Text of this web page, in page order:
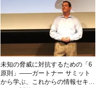
未知の脅威に対抗するための「6
原則」――ガートナー サミット
から学ぶ、これからの情報セキュ